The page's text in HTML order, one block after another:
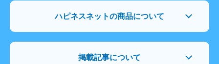
ハピネスネットの商品について
掲載記事について